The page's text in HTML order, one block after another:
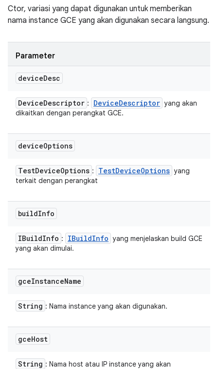
Ctor, variasi yang dapat digunakan untuk memberikan
nama instance GCE yang akan digunakan secara langsung.
Parameter
deviceDesc
DeviceDescriptor : DeviceDescriptor yang akan
dikaitkan dengan perangkat GCE.
deviceOptions
TestDeviceOptions : TestDeviceOptions yang
terkait dengan perangkat
buildInfo
IBuildInfo : IBuildInfo yang menjelaskan build GCE
yang akan dimulai.
gceInstanceName
String : Nama instance yang akan digunakan.
gceHost
String : Nama host atau IP instance yang akan